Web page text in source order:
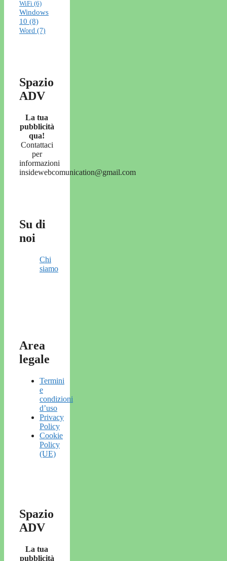
WiFi (6)
Windows
10 (8)
Word (7)
Spazio
ADV
La tua
pubblicità
qua!
Contattaci
per
informazioni
insidewebcomunication@gmail.com
Su di
noi
Chi
siamo
Area
legale
Termini
e
condizioni
d’uso
Privacy
Policy
Cookie
Policy
(UE)
Spazio
ADV
La tua
pubblicità